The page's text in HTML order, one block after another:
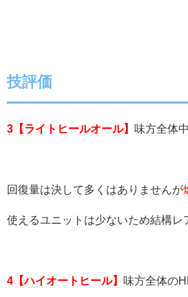
技評価
3【ライトヒールオール】 味方全体
回復量は決して多くはありませんが
使えるユニットは少ないため結構レ
4【ハイオートヒール】 味方全体の